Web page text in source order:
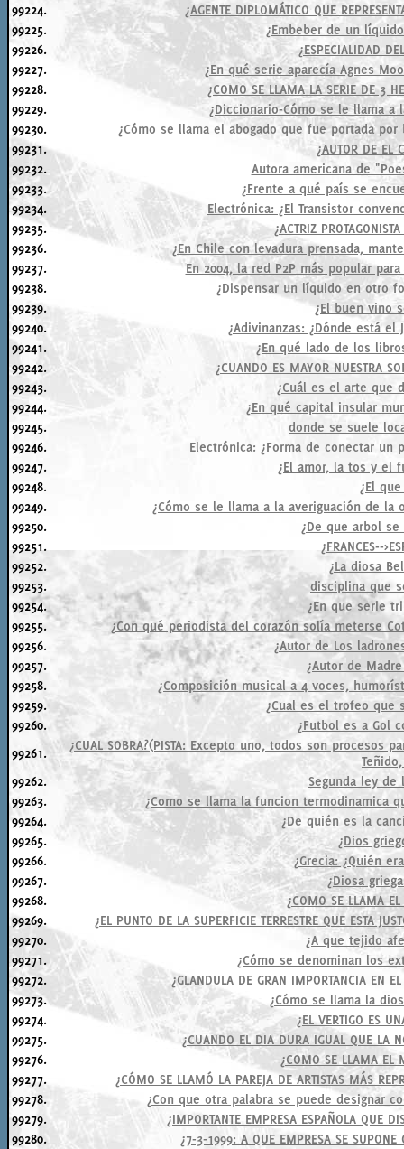
99224.
¿AGENTE DIPLOMÁTICO QUE
99225.
¿Embeber de un
99226.
¿ESPECIALIDAD
99227.
¿En qué serie aparecía Agnes
99228.
¿COMO SE LLAMA LA SERIE DE 3
99229.
¿Diccionario-Cómo se le llama
99230.
¿Cómo se llama el abogado que fue portada
99231.
¿AUTOR DE EL
99232.
Autora americana de
99233.
¿Frente a qué país se
99234.
Electrónica: ¿El Transistor
99235.
¿ACTRIZ
99236.
¿En Chile con levadura prensada,
99237.
En 2004, la red P2P más popular
99238.
¿Dispensar un líquido en otro
99239.
¿El buen vino
99240.
¿Adivinanzas: ¿Dónde está
99241.
¿En qué lado de los
99242.
¿CUANDO ES MAYOR NUESTRA
99243.
¿Cuál es el arte que
99244.
¿En qué capital insular
99245.
donde se suele
99246.
Electrónica: ¿Forma de conectar
99247.
¿El amor, la tos y el
99248.
¿El
99249.
¿Cómo se le llama a la averiguación de
99250.
¿De que arbol
99251.
¿FRANCES--
99252.
¿La diosa
99253.
disciplina que
99254.
¿En que serie
99255.
¿Con qué periodista del corazón solía meterse
99256.
¿Autor de Los
99257.
¿Autor de
99258.
¿Composición musical a 4 voces,
99259.
¿Cual es el trofeo que
99260.
¿Futbol es a Gol
99261.
¿CUAL SOBRA?(PISTA: Excepto uno, todos son
99262.
Segunda ley de
99263.
¿Como se llama la funcion termodinamica
99264.
¿De quién es la
99265.
¿Dios
99266.
¿Grecia: ¿Quién
99267.
¿Diosa
99268.
¿COMO SE LLAMA
99269.
¿EL PUNTO DE LA SUPERFICIE TERRESTRE QUE ESTA
99270.
¿A que tejido
99271.
¿Cómo se denominan los
99272.
¿GLANDULA DE GRAN IMPORTANCIA EN
99273.
¿Cómo se llama la
99274.
¿EL VERTIGO ES
99275.
¿CUANDO EL DIA DURA IGUAL QUE LA
99276.
¿COMO SE LLAMA EL
99277.
¿CÓMO SE LLAMÓ LA PAREJA DE ARTISTAS MÁS
99278.
¿Con que otra palabra se puede designar
99279.
¿IMPORTANTE EMPRESA ESPAÑOLA QUE
99280.
¿7-3-1999: A QUE EMPRESA SE SUPONE